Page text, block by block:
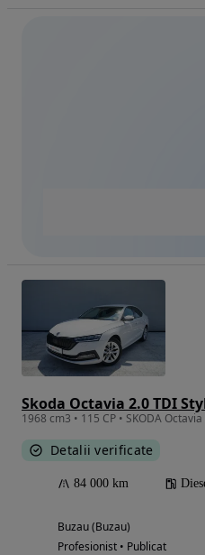
Skoda Octavia 2.0 TDI
1968 cm3 • 115 CP • SKODA
Detalii verificate
84 000 km
Buzau (Buzau)
Profesionist • Publicat